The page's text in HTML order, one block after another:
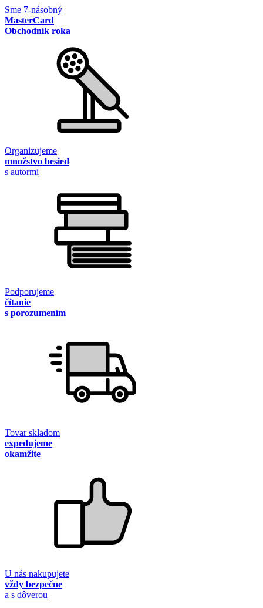
Sme 7-násobný
MasterCard
Obchodník roka
Organizujeme
množstvo besied
s autormi
Podporujeme
čítanie
s porozumením
Tovar skladom
expedujeme
okamžite
U nás nakupujete
vždy bezpečne
a s dôverou